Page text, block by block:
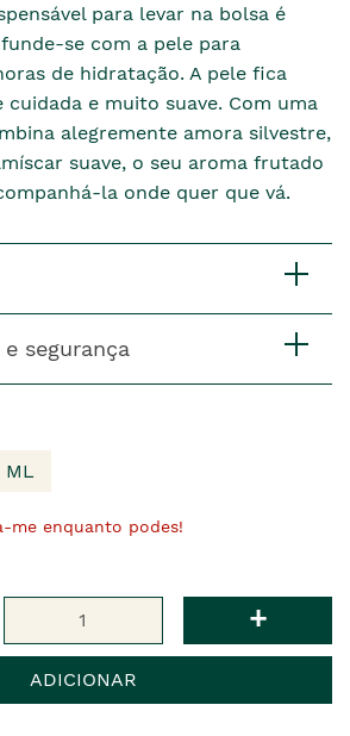
para levar na bolsa é
se com a pele para
de hidratação. A pele fica
e muito suave. Com uma
alegremente amora silvestre,
suave, o seu aroma frutado
la onde quer que vá.
segurança
ML
me enquanto podes!
+
ADICIONAR